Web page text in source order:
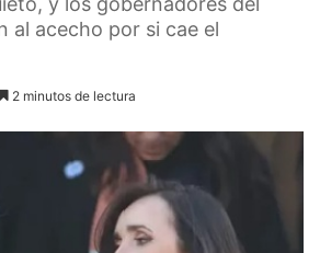
al acecho por si cae el
2 minutos de lectura